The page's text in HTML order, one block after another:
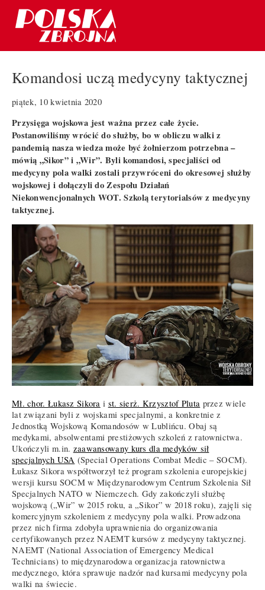
Komandosi uczą medycyny taktycznej
piątek, 10 kwietnia 2020
Przysięga wojskowa jest ważna przez całe życie.
Postanowiliśmy wrócić do służby, bo w obliczu walki z
pandemią nasza wiedza może być żołnierzom potrzebna –
mówią „Sikor” i „Wir”. Byli komandosi, specjaliści od
medycyny pola walki zostali przywróceni do okresowej służby
wojskowej i dołączyli do Zespołu Działań
Niekonwencjonalnych WOT. Szkolą terytorialsów z medycyny
taktycznej.
Mł. chor. Łukasz Sikora i st. sierż. Krzysztof Pluta przez wiele
lat związani byli z wojskami specjalnymi, a konkretnie z
Jednostką Wojskową Komandosów w Lublińcu. Obaj są
medykami, absolwentami prestiżowych szkoleń z ratownictwa.
Ukończyli m.in. zaawansowany kurs dla medyków sił
specjalnych USA (Special Operations Combat Medic – SOCM).
Łukasz Sikora współtworzył też program szkolenia europejskiej
wersji kursu SOCM w Międzynarodowym Centrum Szkolenia Sił
Specjalnych NATO w Niemczech. Gdy zakończyli służbę
wojskową („Wir” w 2015 roku, a „Sikor” w 2018 roku), zajęli się
komercyjnym szkoleniem z medycyny pola walki. Prowadzona
przez nich firma zdobyła uprawnienia do organizowania
certyfikowanych przez NAEMT kursów z medycyny taktycznej.
NAEMT (National Association of Emergency Medical
Technicians) to międzynarodowa organizacja ratownictwa
medycznego, która sprawuje nadzór nad kursami medycyny pola
walki na świecie.